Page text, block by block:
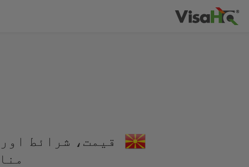
قیمت، شرائط